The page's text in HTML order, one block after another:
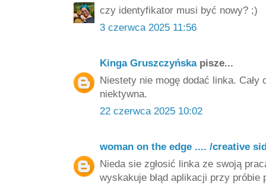
czy identyfikator musi być nowy? ;)
3 czerwca 2025 11:56
Kinga Gruszczyńskapisze...
Niestety nie mogę dodać linka.
niektywna.
22 czerwca 2025 10:02
woman on the edge .... /creative
Nieda sie zgłosić linka ze swoją
wyskakuje błąd aplikacji przy próbie